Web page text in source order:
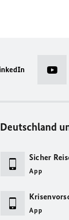
Deutschland
Sicher
App
App